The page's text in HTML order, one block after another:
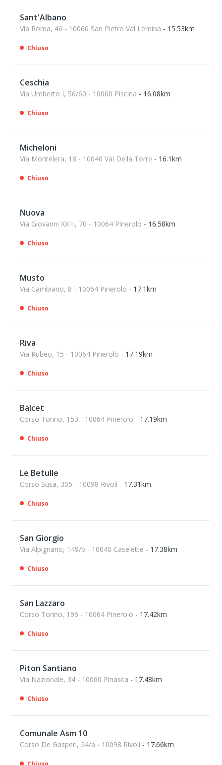
Sant'Albano
Via Roma, 46 - 10060 San Pietro Val Lemina - 15.53km
Chiuso
Ceschia
Via Umberto I, 56/60 - 10060 Piscina - 16.08km
Chiuso
Micheloni
Via Montelera, 18 - 10040 Val Della Torre - 16.1km
Chiuso
Nuova
Via Giovanni XXIII, 70 - 10064 Pinerolo - 16.58km
Chiuso
Musto
Via Cambiano, 8 - 10064 Pinerolo - 17.1km
Chiuso
Riva
Via Rubeo, 15 - 10064 Pinerolo - 17.19km
Chiuso
Balcet
Corso Torino, 153 - 10064 Pinerolo - 17.19km
Chiuso
Le Betulle
Corso Susa, 305 - 10098 Rivoli - 17.31km
Chiuso
San Giorgio
Via Alpignano, 149/b - 10040 Caselette - 17.38km
Chiuso
San Lazzaro
Corso Torino, 196 - 10064 Pinerolo - 17.42km
Chiuso
Piton Santiano
Via Nazionale, 34 - 10060 Pinasca - 17.48km
Chiuso
Comunale Asm 10
Corso De Gasperi, 24/a - 10098 Rivoli - 17.66km